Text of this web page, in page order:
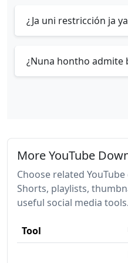
¿Ja uni restricción ja
¿Nuna hontho admite
More YouTube
Choose related
Shorts, playlists,
useful social media tools.
Tool